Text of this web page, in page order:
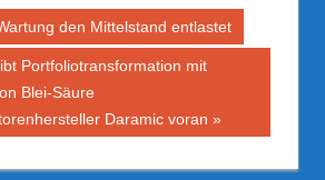
den Mittelstand entlastet
Portfoliotransformation mit
Blei-Säure
Daramic voran